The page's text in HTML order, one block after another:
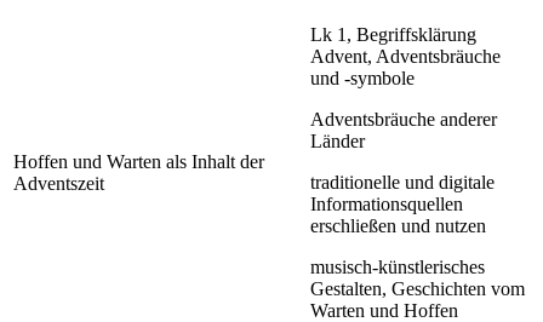
Hoffen und Warten als Inhalt der
Adventszeit
Lk 1, Begriffsklärung
Advent, Adventsbräuche
und -symbole
Adventsbräuche anderer
Länder
traditionelle und digitale
Informationsquellen
erschließen und nutzen
musisch-künstlerisches
Gestalten, Geschichten vom
Warten und Hoffen